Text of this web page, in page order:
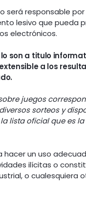
será responsable
lesivo que pueda
electrónicos.
son a titulo
a los
juegos
sorteos y
lista oficial que es
hacer un uso
ilícitas o
o cualesquiera